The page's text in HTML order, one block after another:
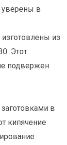
уверены в
из
Этот
подвержен
в
кипячение